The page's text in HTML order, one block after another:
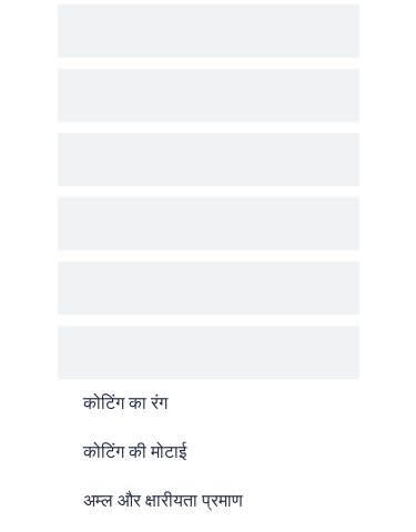
कोटिंग का रंग
कोटिंग की मोटाई
अम्ल और क्षारीयता प्रमाण